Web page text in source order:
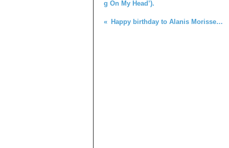
g On My Head’).
Happy birthday to Alanis Morissette, born on 1st June 1974